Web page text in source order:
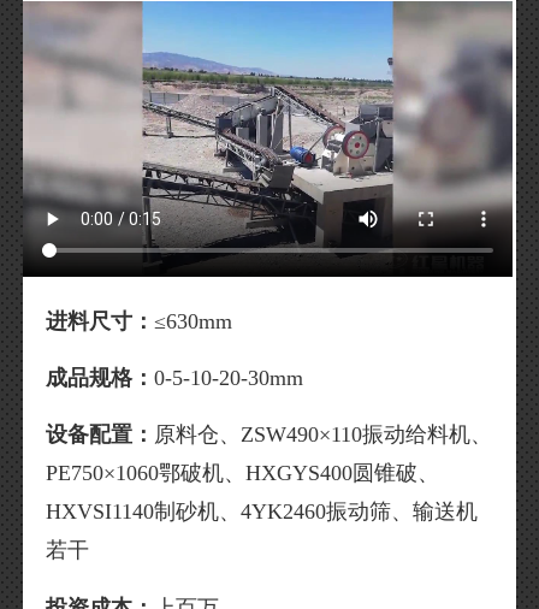
进料尺寸：≤630mm
成品规格：0-5-10-20-30mm
设备配置： 原料仓、ZSW490×110振动给料机、
PE750×1060鄂破机、HXGYS400圆锥破、
HXVSI1140制砂机、4YK2460振动筛、输送机
若干